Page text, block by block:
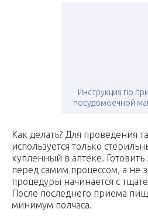
Инструкция по
посудомоечной
Как делать? Для проведения
используется только
купленный в аптеке.
перед самим процессом, а не
процедуры начинается с
После последнего приема
минимум полчаса.